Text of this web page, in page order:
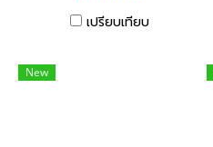
steps, Built-in RS-232, RS-
เดลต้า สินค้าแบรนด์ ไต้หวัน
เปรียบเทียบ
New